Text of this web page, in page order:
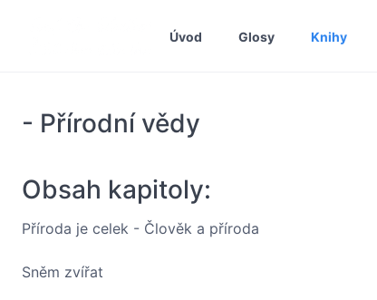
Úvod Glosy Knihy
- Přírodní vědy
Obsah kapitoly:
Příroda je celek - Člověk a příroda
Sněm zvířat